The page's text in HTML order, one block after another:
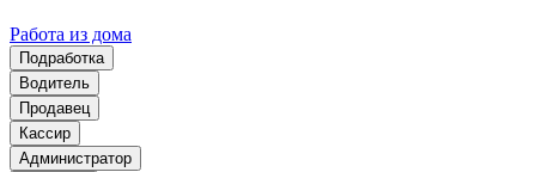
Работа из дома
Подработка
Водитель
Продавец
Кассир
Администратор